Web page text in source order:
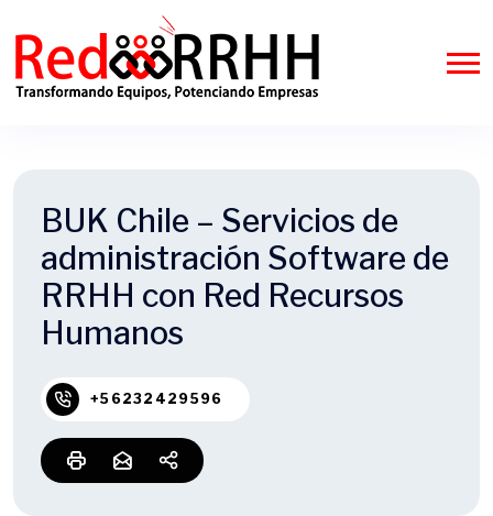
BUK Chile – Servicios de
administración Software de
RRHH con Red Recursos
Humanos
+56232429596